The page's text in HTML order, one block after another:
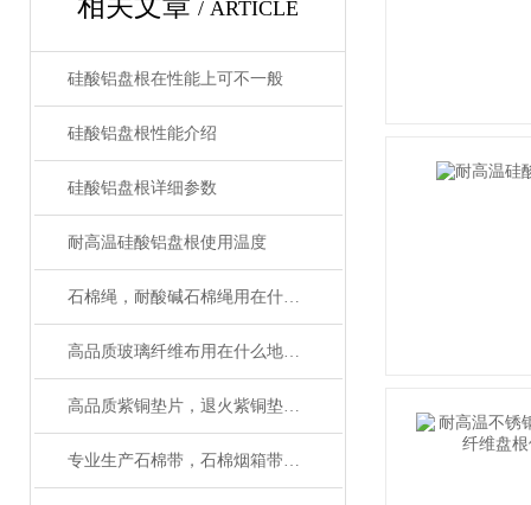
/ ARTICLE
硅酸铝盘根在性能上可不一般
硅酸铝盘根性能介绍
硅酸铝盘根详细参数
耐高温硅酸铝盘根使用温度
石棉绳，耐酸碱石棉绳用在什么地方好
高品质玻璃纤维布用在什么地方合适
高品质紫铜垫片，退火紫铜垫圈厂家
专业生产石棉带，石棉烟箱带厂家质量保证